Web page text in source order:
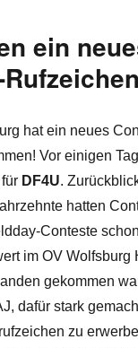
ein
hat ein neues
Vor einigen
DF4U.
hatten
Conteste
im OV Wolfsburg
gekommen
dafür stark
zu